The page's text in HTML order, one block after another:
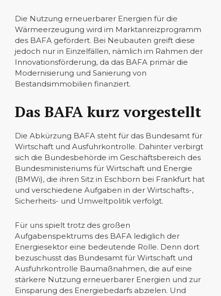
Die Nutzung erneuerbarer Energien für die
Wärmeerzeugung wird im Marktanreizprogramm
des BAFA gefördert. Bei Neubauten greift diese
jedoch nur in Einzelfällen, nämlich im Rahmen der
Innovationsförderung, da das BAFA primär die
Modernisierung und Sanierung von
Bestandsimmobilien finanziert.
Das BAFA kurz vorgestellt
Die Abkürzung BAFA steht für das Bundesamt für
Wirtschaft und Ausfuhrkontrolle. Dahinter verbirgt
sich die Bundesbehörde im Geschäftsbereich des
Bundesministeriums für Wirtschaft und Energie
(BMWi), die ihren Sitz in Eschborn bei Frankfurt hat
und verschiedene Aufgaben in der Wirtschafts-,
Sicherheits- und Umweltpolitik verfolgt.
Für uns spielt trotz des großen
Aufgabenspektrums des BAFA lediglich der
Energiesektor eine bedeutende Rolle. Denn dort
bezuschusst das Bundesamt für Wirtschaft und
Ausfuhrkontrolle Baumaßnahmen, die auf eine
stärkere Nutzung erneuerbarer Energien und zur
Einsparung des Energiebedarfs abzielen. Und